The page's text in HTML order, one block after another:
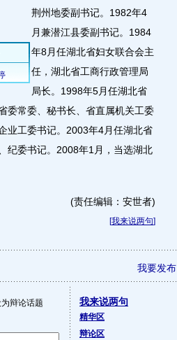
荆州地委副书记。1982年4
月兼潜江县委副书记。1984
年8月任湖北省妇女联合会主
任，湖北省工商行政管理局
局长。1998年5月任湖北省
委常委、秘书长、省直属机关工委
业工委书记。2003年4月任湖北省
纪委书记。2008年1月，当选湖北
(责任编辑：安世者)
[我来说两句]
我要发布
辩论话题 我来说两句
精华区
辩论区